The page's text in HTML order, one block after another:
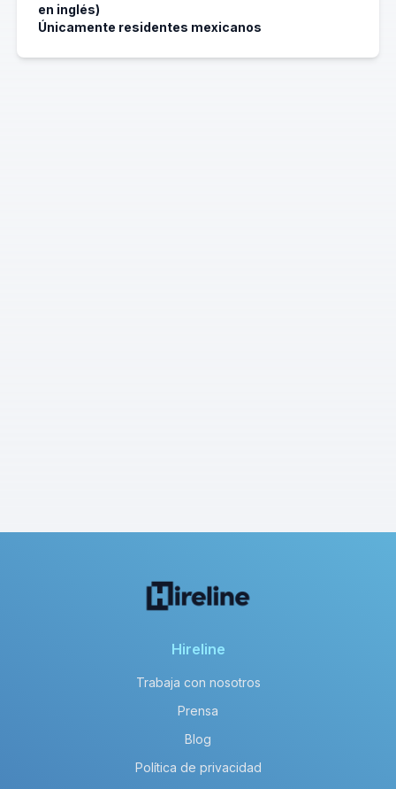
en inglés)
Únicamente residentes mexicanos
Hireline
Trabaja con nosotros
Prensa
Blog
Política de privacidad